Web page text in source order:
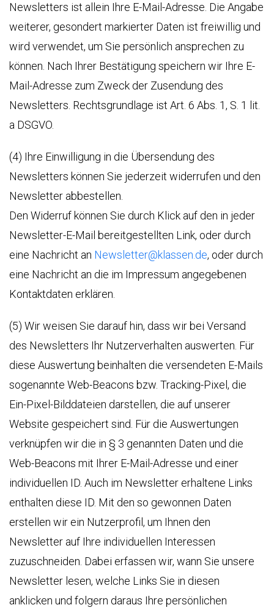
Newsletters ist allein Ihre E-Mail-Adresse. Die Angabe
weiterer, gesondert markierter Daten ist freiwillig und
wird verwendet, um Sie persönlich ansprechen zu
können. Nach Ihrer Bestätigung speichern wir Ihre E-
Mail-Adresse zum Zweck der Zusendung des
Newsletters. Rechtsgrundlage ist Art. 6 Abs. 1, S. 1 lit.
a DSGVO.
(4) Ihre Einwilligung in die Übersendung des
Newsletters können Sie jederzeit widerrufen und den
Newsletter abbestellen.
Den Widerruf können Sie durch Klick auf den in jeder
Newsletter-E-Mail bereitgestellten Link, oder durch
eine Nachricht an Newsletter@klassen.de, oder durch
eine Nachricht an die im Impressum angegebenen
Kontaktdaten erklären.
(5) Wir weisen Sie darauf hin, dass wir bei Versand
des Newsletters Ihr Nutzerverhalten auswerten. Für
diese Auswertung beinhalten die versendeten E-Mails
sogenannte Web-Beacons bzw. Tracking-Pixel, die
Ein-Pixel-Bilddateien darstellen, die auf unserer
Website gespeichert sind. Für die Auswertungen
verknüpfen wir die in § 3 genannten Daten und die
Web-Beacons mit Ihrer E-Mail-Adresse und einer
individuellen ID. Auch im Newsletter erhaltene Links
enthalten diese ID. Mit den so gewonnen Daten
erstellen wir ein Nutzerprofil, um Ihnen den
Newsletter auf Ihre individuellen Interessen
zuzuschneiden. Dabei erfassen wir, wann Sie unsere
Newsletter lesen, welche Links Sie in diesen
anklicken und folgern daraus Ihre persönlichen